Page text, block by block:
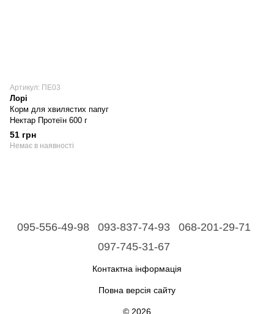
Артикул: ПЕ03
Лорі
Корм для хвилястих папуг
Нектар Протеїн 600 г
51 грн
Немає в наявності
095-556-49-98 093-837-74-93
068-201-29-71
097-745-31-67
Контактна інформація
Повна версія сайту
© 2026